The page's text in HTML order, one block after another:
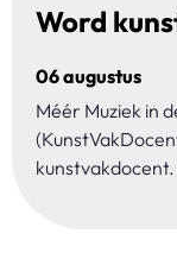
Word
06 augustus
Méér Muziek in